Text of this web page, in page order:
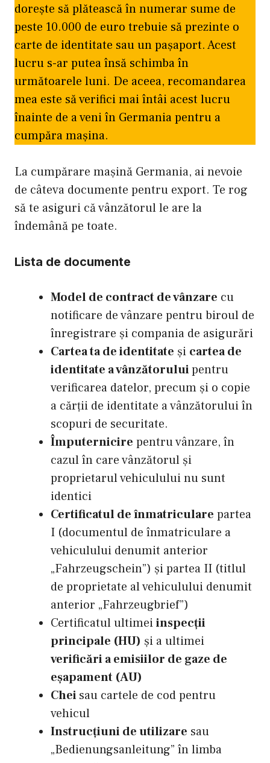
dorește să plătească în numerar sume de
peste 10.000 de euro trebuie să prezinte o
carte de identitate sau un pașaport. Acest
lucru s-ar putea însă schimba în
următoarele luni. De aceea, recomandarea
mea este să verifici mai întâi acest lucru
înainte de a veni în Germania pentru a
cumpăra mașina.
La cumpărare mașină Germania, ai nevoie
de câteva documente pentru export. Te rog
să te asiguri că vânzătorul le are la
îndemână pe toate.
Lista de documente
Model de contract de vânzare cu
notificare de vânzare pentru biroul de
înregistrare și compania de asigurări
Cartea ta de identitate și cartea de
identitate a vânzătoruluipentru
verificarea datelor, precum și o copie
a cărții de identitate a vânzătorului în
scopuri de securitate.
Împuternicire pentru vânzare, în
cazul în care vânzătorul și
proprietarul vehiculului nu sunt
identici
Certificatul de înmatriculare partea
I (documentul de înmatriculare a
vehiculului denumit anterior
„Fahrzeugschein”) și partea II (titlul
de proprietate al vehiculului denumit
anterior „Fahrzeugbrief”)
Certificatul ultimeiinspecții
principale (HU) și a ultimei
verificări a emisiilor de gaze de
eșapament (AU)
Cheisau cartele de cod pentru
vehicul
Instrucțiuni de utilizare sau
„Bedienungsanleitung” în limba